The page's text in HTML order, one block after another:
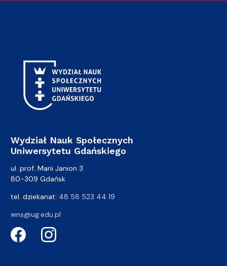
Wydział Nauk Społecznych
Uniwersytetu Gdańskiego
ul. prof. Marii Janion 3
80-309 Gdańsk
tel. dziekanat: 48 58 523 44 19
wns@ug.edu.pl